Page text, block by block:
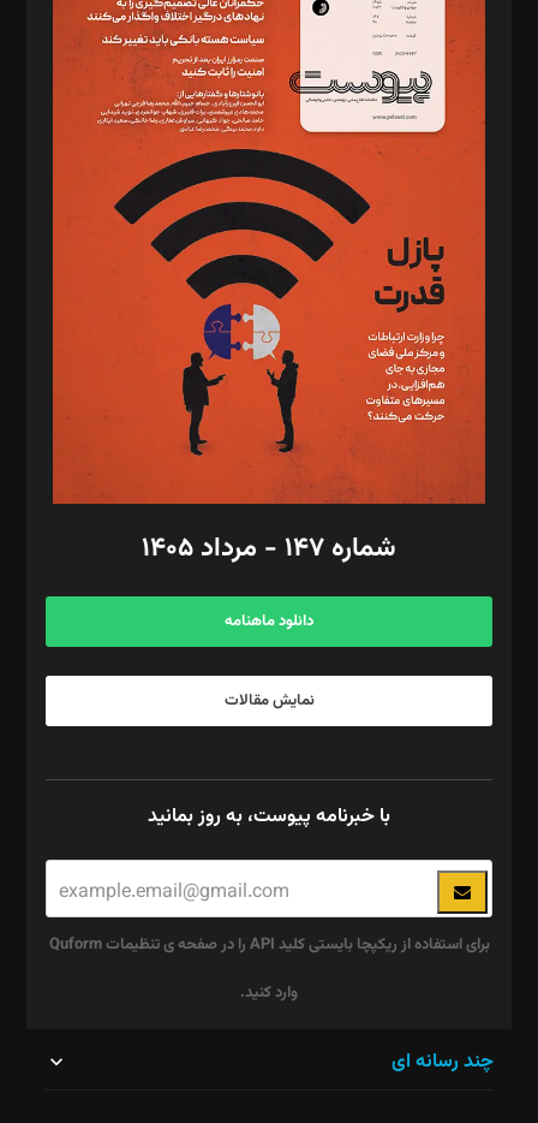
دبیر تحریریه: میثم قاسمی
د‌بیر ناداستان: سمانه سمیع
د‌بیر خدمت و تجارت: ابوالفضل رجبی
د‌بیر حقوق فناوری: حسام‌الدین ایپکچی
د‌بیر پیوست جهان: مینا پاکدل
د‌بیر تحریریه آنلاین: بابک نقاش
تحریریه‌: مجتبی محمود‌ی، آرش برهمند، یسنا امان‌پور، سروش کرمیان،
مصطفی مسجدی آرانی، ابوالفضل رجبی، زهرا فکرانه، فائزه فتحی
رستمی،مصطفی باستان
ویرایش: نگار استاد‌‌آقا
طراح یونیفرم: مجید توکلی
فیلمبرداری و عکاسی: امیر شفیعی، مانی لطفی زاده
گرافیک و صفحه‌آرایی: سید‌سبحان‌علی ثابت
مد‌یر توسعه تجاری: کامبیز برید‌
امور مالی: شاپور رهبری، محمد‌ کاظمی‌نیا
آگهی و مشترکین: ۰۹۱۹۹۹۹۰۴۵۴
شماره ۱۴۷ - مرداد ۱۴۰۵
دانلود ماهنامه
نمایش مقالات
با خبرنامه پیوست، به روز بمانید
برای استفاده از ریکپچا بایستی کلید API را در صفحه ی تنظیمات Quform
وارد کنید.
چند رسانه ای